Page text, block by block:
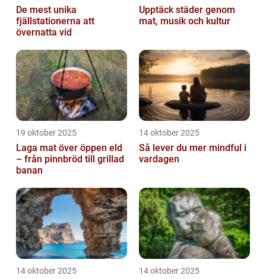
De mest unika
fjällstationerna att
övernatta vid
Upptäck städer genom
mat, musik och kultur
19 oktober 2025
Laga mat över öppen eld
– från pinnbröd till grillad
banan
14 oktober 2025
Så lever du mer mindful i
vardagen
14 oktober 2025 14 oktober 2025